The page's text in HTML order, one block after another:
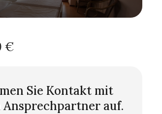
€
Sie Kontakt mit
Ansprechpartner auf.